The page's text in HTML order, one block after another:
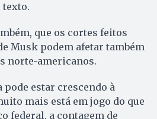
texto.
que os cortes feitos
Musk podem afetar também
norte-americanos.
pode estar crescendo à
mais está em jogo do que
federal, a contagem de